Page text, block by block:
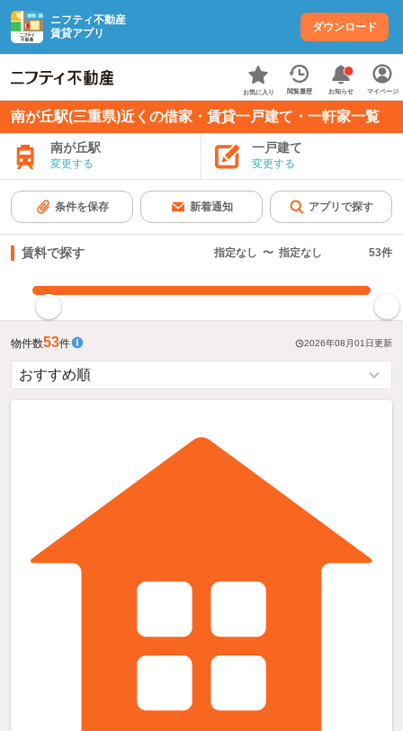
ニフティ不動産
賃貸アプリ
ダウンロード
お気に入り 閲覧履歴 お知らせ マイページ
南が丘駅(三重県)近くの借家・賃貸一戸建て・一軒家一覧
南が丘駅
変更する
一戸建て
変更する
条件を保存 新着通知 アプリで探す
賃料で探す 指定なし 〜 指定なし 53件
物件数53件 2026年08月01日更新